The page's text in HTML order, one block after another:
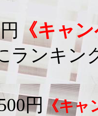
《キャ
ランキン
円 《キャ